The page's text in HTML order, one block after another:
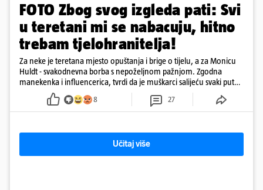
FOTO Zbog svog izgleda pati: Svi
u teretani mi se nabacuju, hitno
trebam tjelohranitelja!
Za neke je teretana mjesto opuštanja i brige o tijelu, a za Monicu
Huldt - svakodnevna borba s nepoželjnom pažnjom. Zgodna
manekenka i influencerica, tvrdi da je muškarci salijeću svaki put
kad dođe na trening
8 27
Učitaj više